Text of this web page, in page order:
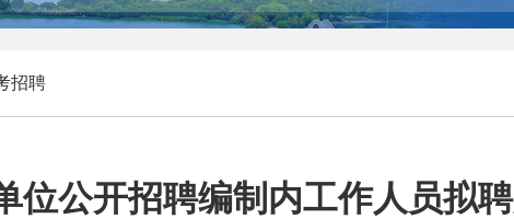
招聘
位公开招聘编制内工作人员拟